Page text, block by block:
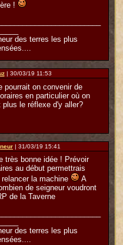
!
des terres les plus
| 30/03/19 11:53
pourrait on convenir de
en particulier où on
plus le réflexe d'y aller?
| 31/03/19 15:41
très bonne idée ! Prévoir
au début permettrais
relancer la machine
A
de seigneur voudront
de la Taverne
des terres les plus